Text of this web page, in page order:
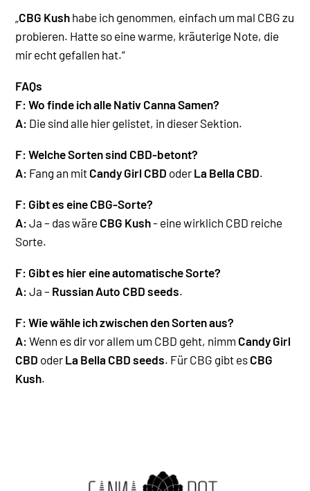
„CBG Kush habe ich genommen, einfach um mal CBG zu
probieren. Hatte so eine warme, kräuterige Note, die
mir echt gefallen hat.“
FAQs
F: Wo finde ich alle Nativ Canna Samen?
A: Die sind alle hier gelistet, in dieser Sektion.
F: Welche Sorten sind CBD-betont?
A: Fang an mit Candy Girl CBD oder La Bella CBD.
F: Gibt es eine CBG-Sorte?
A: Ja – das wäre CBG Kush- eine wirklich CBD reiche
Sorte.
F: Gibt es hier eine automatische Sorte?
A: Ja – Russian Auto CBD seeds.
F: Wie wähle ich zwischen den Sorten aus?
A: Wenn es dir vor allem um CBD geht, nimm Candy Girl
CBD oder La Bella CBD seeds. Für CBG gibt es CBG
Kush.